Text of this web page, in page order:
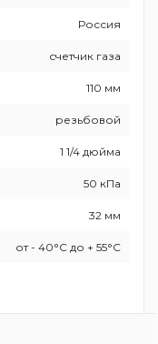
Россия
счетчик газа
110 мм
резьбовой
1 1/4 дюйма
50 кПа
32 мм
от - 40°С до + 55°С